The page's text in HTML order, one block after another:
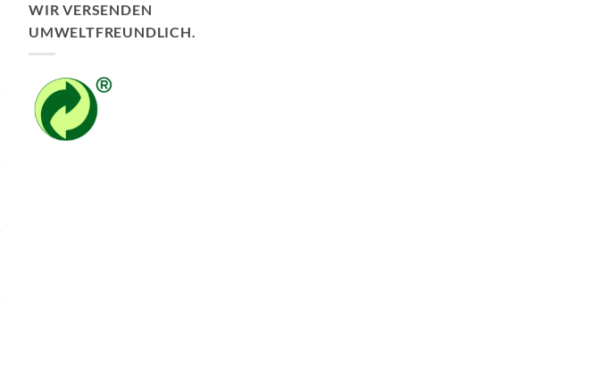
Optionen
können
auf
Produktseite
gewählt
werden
WIR VERSENDEN
UMWELTFREUNDLICH.